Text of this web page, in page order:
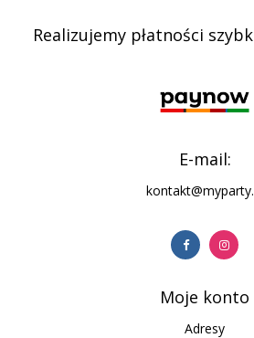
Realizujemy płatności
E-mail:
Moje konto
Adresy